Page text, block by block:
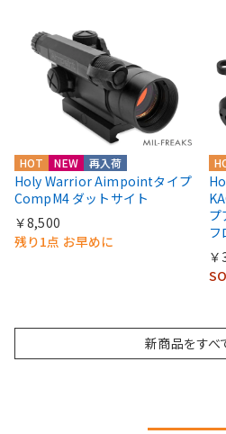
HOT NEW 再入荷
Holy Warrior Aimpointタイプ
CompM4 ダットサイト
￥8,500
残り1点 お早めに
プ
新商品をすべ